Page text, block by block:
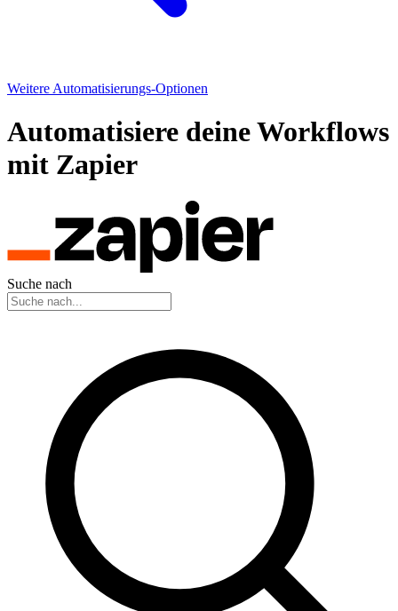
Weitere Automatisierungs-Optionen
Automatisiere deine Workflows
mit Zapier
Suche nach